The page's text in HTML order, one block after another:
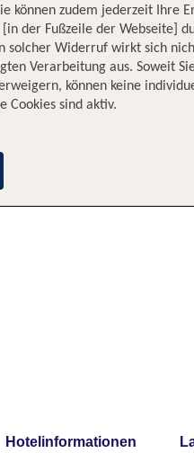
Hotelinformationen
können zudem jederzeit Ihre
der Fußzeile der Webseite]
solcher Widerruf wirkt sich
Verarbeitung aus. Soweit
können keine
Cookies sind aktiv.